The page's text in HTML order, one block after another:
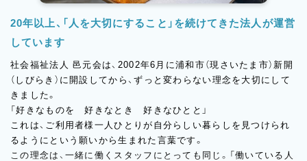
20年以上、「人を大切にすること」を続けてきた法人が運営
しています
社会福祉法人 邑元会は、2002年6月に浦和市（現さいたま市）新開
（しびらき）に開設してから、ずっと変わらない理念を大切にして
きました。
「好きなものを 好きなとき 好きなひとと」
これは、ご利用者様一人ひとりが自分らしい暮らしを見つけられ
るようにという願いから生まれた言葉です。
この理念は、一緒に働くスタッフにとっても同じ。「働いている人